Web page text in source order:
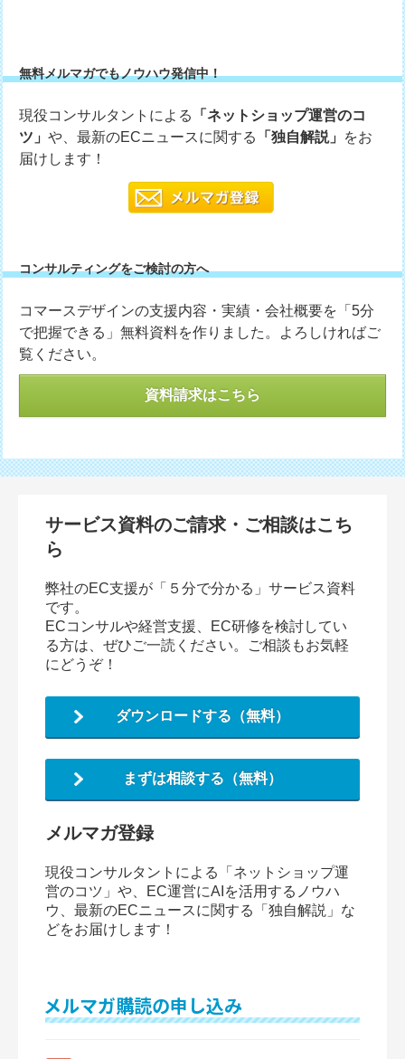
無料メルマガでもノウハウ発信中！
現役コンサルタントによる
「ネットショップ運営のコ
ツ」や、最新のECニュースに関する 「独自解説」 をお
届けします！
コンサルティングをご検討の方へ
コマースデザインの支援内容・実績・会社概要を「5分
で把握できる」無料資料を作りました。よろしければご
覧ください。
資料請求はこちら
サービス資料のご請求・ご相談はこち
ら
弊社のEC支援が「５分で分かる」サービス資料
です。
ECコンサルや経営支援、EC研修を検討してい
る方は、ぜひご一読ください。ご相談もお気軽
にどうぞ！
ダウンロードする（無料）
まずは相談する（無料）
メルマガ登録
現役コンサルタントによる「ネットショップ運
営のコツ」や、EC運営にAIを活用するノウハ
ウ、最新のECニュースに関する「独自解説」な
どをお届けします！